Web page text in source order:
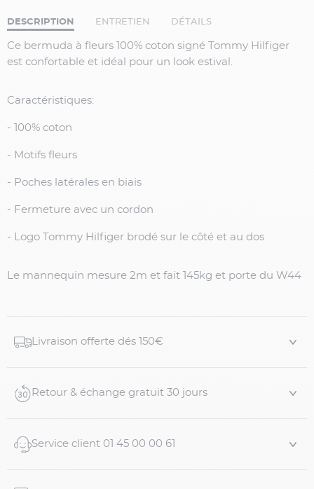
DESCRIPTION ENTRETIEN DÉTAILS
Ce bermuda à fleurs 100% coton signé Tommy Hilfiger
est confortable et idéal pour un look estival.
Caractéristiques:
- 100% coton
- Motifs fleurs
- Poches latérales en biais
- Fermeture avec un cordon
- Logo Tommy Hilfiger brodé sur le côté et au dos
Le mannequin mesure 2m et fait 145kg et porte du W44
Livraison offerte dés 150€
Retour & échange gratuit 30 jours
Service client 01 45 00 00 61